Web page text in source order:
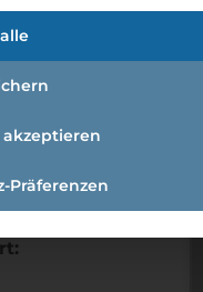
akzeptieren
Präferenzen